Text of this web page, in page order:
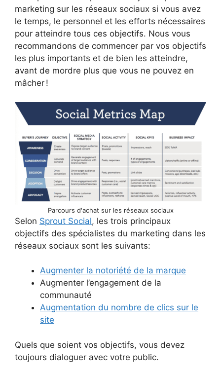
marketing sur les réseaux sociaux si vous avez
le temps, le personnel et les efforts nécessaires
pour atteindre tous ces objectifs. Nous vous
recommandons de commencer par vos objectifs
les plus importants et de bien les atteindre,
avant de mordre plus que vous ne pouvez en
mâcher !
Parcours d'achat sur les réseaux sociaux
Selon Sprout Social, les trois principaux
objectifs des spécialistes du marketing dans les
réseaux sociaux sont les suivants:
Augmenter la notoriété de la marque
Augmenter l’engagement de la
communauté
Augmentation du nombre de clics sur le
site
Quels que soient vos objectifs, vous devez
toujours dialoguer avec votre public.